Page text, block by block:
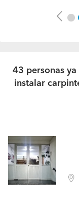
43 personas
instalar